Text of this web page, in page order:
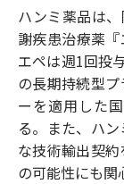
ハンミ薬品は
謝疾患治療薬『
エペは週1回投
の長期持続型
ーを適用した
る。また、ハ
な技術輸出契
の可能性にも関